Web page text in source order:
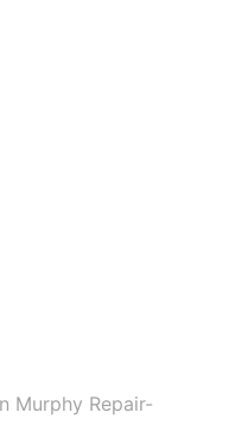
Murphy Repair-